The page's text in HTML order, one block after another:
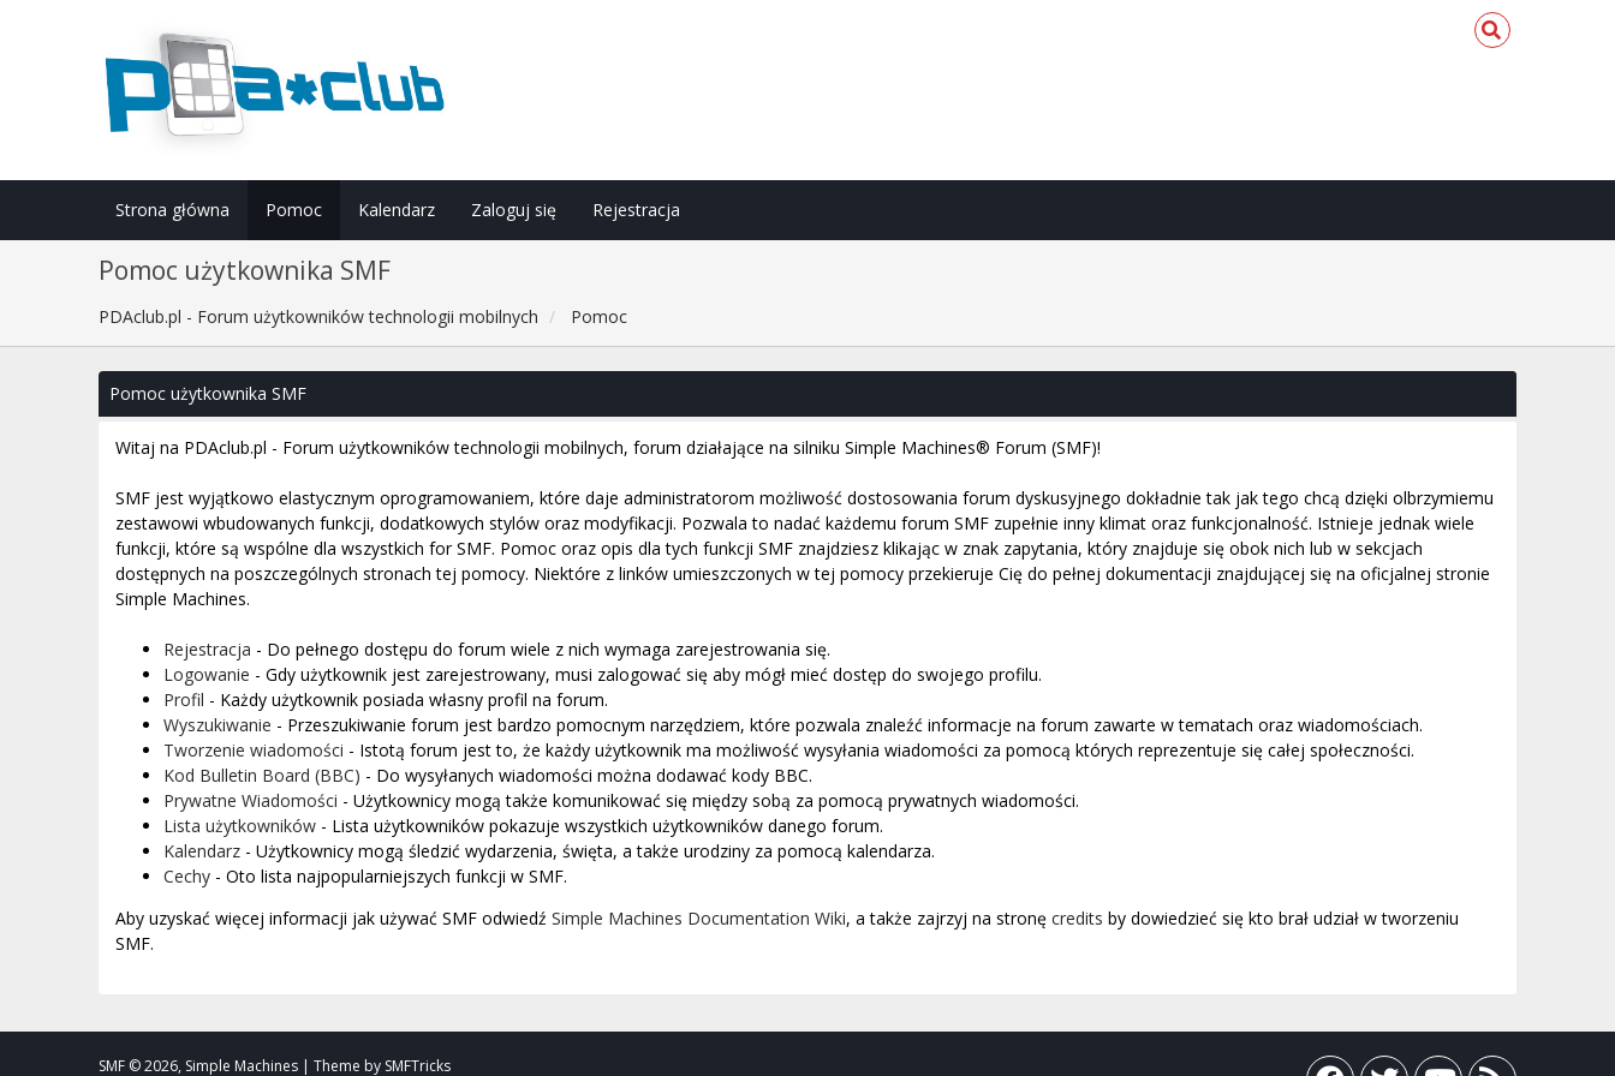
Strona główna Pomoc Kalendarz Zaloguj się Rejestracja
Pomoc użytkownika SMF
PDAclub.pl - Forum użytkowników technologii mobilnych Pomoc
Pomoc użytkownika SMF
Witaj na PDAclub.pl - Forum użytkowników technologii mobilnych, forum działające na silniku Simple Machines® Forum (SMF)!
SMF jest wyjątkowo elastycznym oprogramowaniem, które daje administratorom możliwość dostosowania forum dyskusyjnego dokładnie tak jak tego chcą dzięki olbrzymiemu
zestawowi wbudowanych funkcji, dodatkowych stylów oraz modyfikacji. Pozwala to nadać każdemu forum SMF zupełnie inny klimat oraz funkcjonalność. Istnieje jednak wiele
funkcji, które są wspólne dla wszystkich for SMF. Pomoc oraz opis dla tych funkcji SMF znajdziesz klikając w znak zapytania, który znajduje się obok nich lub w sekcjach
dostępnych na poszczególnych stronach tej pomocy. Niektóre z linków umieszczonych w tej pomocy przekieruje Cię do pełnej dokumentacji znajdującej się na oficjalnej stronie
Simple Machines.
Rejestracja - Do pełnego dostępu do forum wiele z nich wymaga zarejestrowania się.
Logowanie - Gdy użytkownik jest zarejestrowany, musi zalogować się aby mógł mieć dostęp do swojego profilu.
Profil - Każdy użytkownik posiada własny profil na forum.
Wyszukiwanie - Przeszukiwanie forum jest bardzo pomocnym narzędziem, które pozwala znaleźć informacje na forum zawarte w tematach oraz wiadomościach.
Tworzenie wiadomości - Istotą forum jest to, że każdy użytkownik ma możliwość wysyłania wiadomości za pomocą których reprezentuje się całej społeczności.
Kod Bulletin Board (BBC) - Do wysyłanych wiadomości można dodawać kody BBC.
Prywatne Wiadomości - Użytkownicy mogą także komunikować się między sobą za pomocą prywatnych wiadomości.
Lista użytkowników - Lista użytkowników pokazuje wszystkich użytkowników danego forum.
Kalendarz - Użytkownicy mogą śledzić wydarzenia, święta, a także urodziny za pomocą kalendarza.
Cechy - Oto lista najpopularniejszych funkcji w SMF.
Aby uzyskać więcej informacji jak używać SMF odwiedźSimple Machines Documentation Wiki, a także zajrzyj na stronęcredits by dowiedzieć się kto brał udział w tworzeniu
SMF.
SMF © 2026, Simple Machines | Theme by SMFTricks